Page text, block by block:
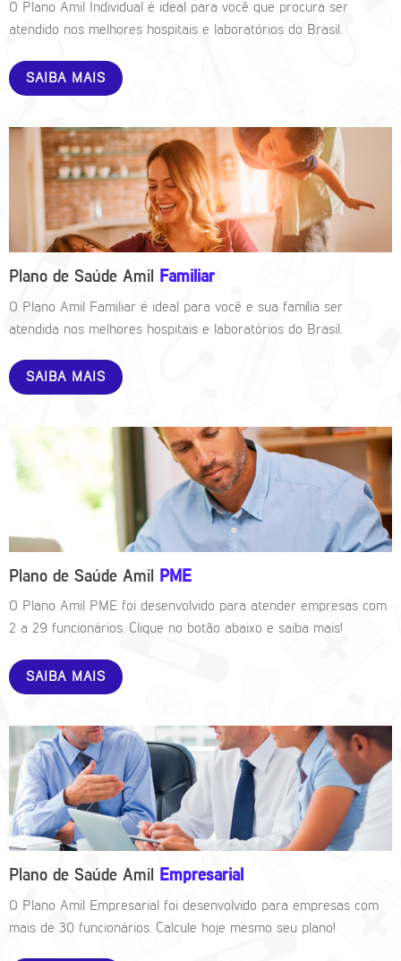
O Plano Amil Individual é ideal para você que procura ser
atendido nos melhores hospitais e laboratórios do Brasil.
SAIBA MAIS
Plano de Saúde Amil Familiar
O Plano Amil Familiar é ideal para você e sua família ser
atendida nos melhores hospitais e laboratórios do Brasil.
SAIBA MAIS
Plano de Saúde Amil PME
O Plano Amil PME foi desenvolvido para atender empresas com
2 a 29 funcionários. Clique no botão abaixo e saiba mais!
SAIBA MAIS
Plano de Saúde Amil Empresarial
O Plano Amil Empresarial foi desenvolvido para empresas com
mais de 30 funcionários. Calcule hoje mesmo seu plano!